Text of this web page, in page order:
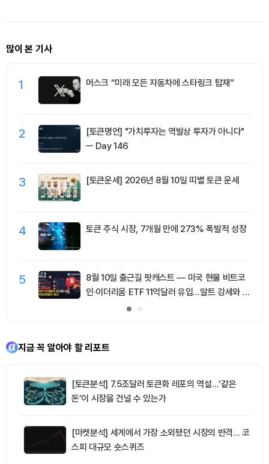
많이 본 기사
1 머스크 “미래 모든 자동차에 스타링크 탑재”
2
[토큰명언] "가치투자는 역발상 투자가 아니다"
ㅡ Day 146
3 [토큰운세] 2026년 8월 10일 띠별 토큰 운세
4 토큰 주식 시장, 7개월 만에 273% 폭발적 성장
5
8월 10일 출근길 팟캐스트 — 미국 현물 비트코
인·이더리움 ETF 11억달러 유입…알트 강세와 숏
지금 꼭 알아야 할 리포트
[토큰분석] 7.5조달러 토큰화 레포의 역설…‘같은
돈’이 시장을 건널 수 있는가
[마켓분석] 세계에서 가장 소외됐던 시장의 반격… 코
스피 대규모 숏스퀴즈